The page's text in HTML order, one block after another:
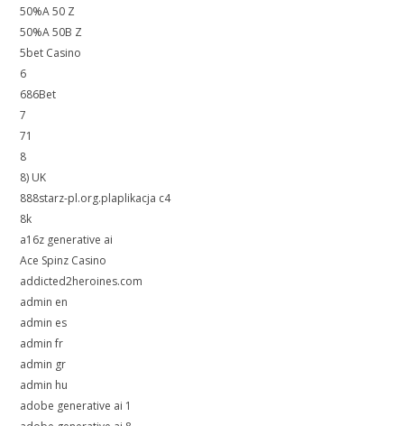
50%A 50 Z
50%A 50B Z
5bet Casino
6
686Bet
7
71
8
8) UK
888starz-pl.org.plaplikacja c4
8k
a16z generative ai
Ace Spinz Casino
addicted2heroines.com
admin en
admin es
admin fr
admin gr
admin hu
adobe generative ai 1